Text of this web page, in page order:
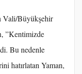
Vali/Büyükşehir
”Kentimizde
Bu nedenle
hatırlatan Yaman,